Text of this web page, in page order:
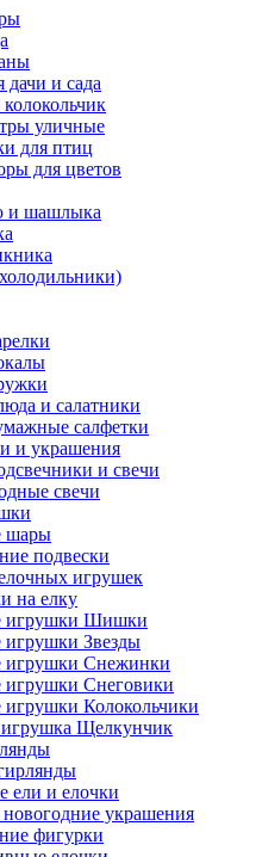
и сада
уличные
для птиц
для цветов
и шашлыка
и салатники
салфетки
и украшения
и свечи
свечи
шары
подвески
игрушек
на елку
игрушки Шишки
Звезды
игрушки Снежинки
игрушки Снеговики
Колокольчики
игрушка Щелкунчик
ели и елочки
украшения
фигурки